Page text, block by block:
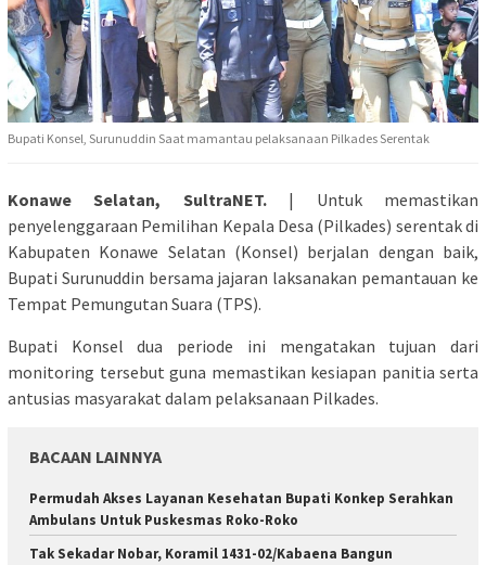
Bupati Konsel, Surunuddin Saat mamantau pelaksanaan Pilkades Serentak
Konawe Selatan, SultraNET.| Untuk memastikan
penyelenggaraan Pemilihan Kepala Desa (Pilkades) serentak di
Kabupaten Konawe Selatan (Konsel) berjalan dengan baik,
Bupati Surunuddin bersama jajaran laksanakan pemantauan ke
Tempat Pemungutan Suara (TPS).
Bupati Konsel dua periode ini mengatakan tujuan dari
monitoring tersebut guna memastikan kesiapan panitia serta
antusias masyarakat dalam pelaksanaan Pilkades.
BACAAN LAINNYA
Permudah Akses Layanan Kesehatan Bupati Konkep Serahkan
Ambulans Untuk Puskesmas Roko-Roko
Tak Sekadar Nobar, Koramil 1431-02/Kabaena Bangun